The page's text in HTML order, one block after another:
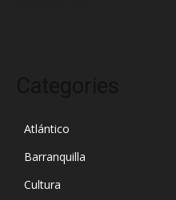
Atlántico
Barranquilla
Cultura